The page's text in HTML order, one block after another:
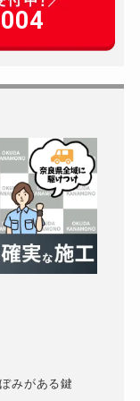
10,000円〜(税込)
10,000円〜(税込)
12,000円～(税込)
6,000円～(税込)
8,000円～(税込)
6,000円〜(税込)
8,000円～(税込)
8,000円～(税込)
みがある鍵